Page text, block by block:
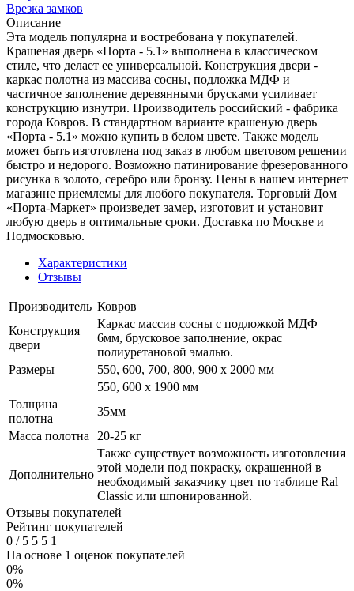
Врезка замков
Описание
Эта модель популярна и востребована у покупателей.
Крашеная дверь «Порта - 5.1» выполнена в классическом
стиле, что делает ее универсальной. Конструкция двери -
каркас полотна из массива сосны, подложка МДФ и
частичное заполнение деревянными брусками усиливает
конструкцию изнутри. Производитель российский - фабрика
города Ковров. В стандартном варианте крашеную дверь
«Порта - 5.1» можно купить в белом цвете. Также модель
может быть изготовлена под заказ в любом цветовом решении
быстро и недорого. Возможно патинирование фрезерованного
рисунка в золото, серебро или бронзу. Цены в нашем интернет
магазине приемлемы для любого покупателя. Торговый Дом
«Порта-Маркет» произведет замер, изготовит и установит
любую дверь в оптимальные сроки. Доставка по Москве и
Подмосковью.
Характеристики
Отзывы
Производитель Ковров
Конструкция
двери
Каркас массив сосны с подложкой МДФ
6мм, брусковое заполнение, окрас
полиуретановой эмалью.
Размеры
550, 600, 700, 800, 900 x 2000 мм
550, 600 х 1900 мм
Толщина
полотна
35мм
Масса полотна
20-25 кг
Дополнительно
Также существует возможность изготовления
этой модели под покраску, окрашенной в
необходимый заказчику цвет по таблице Ral
Classic или шпонированной.
Отзывы покупателей
Рейтинг покупателей
0 /5 5 5 1
На основе 1 оценок покупателей
0%
0%